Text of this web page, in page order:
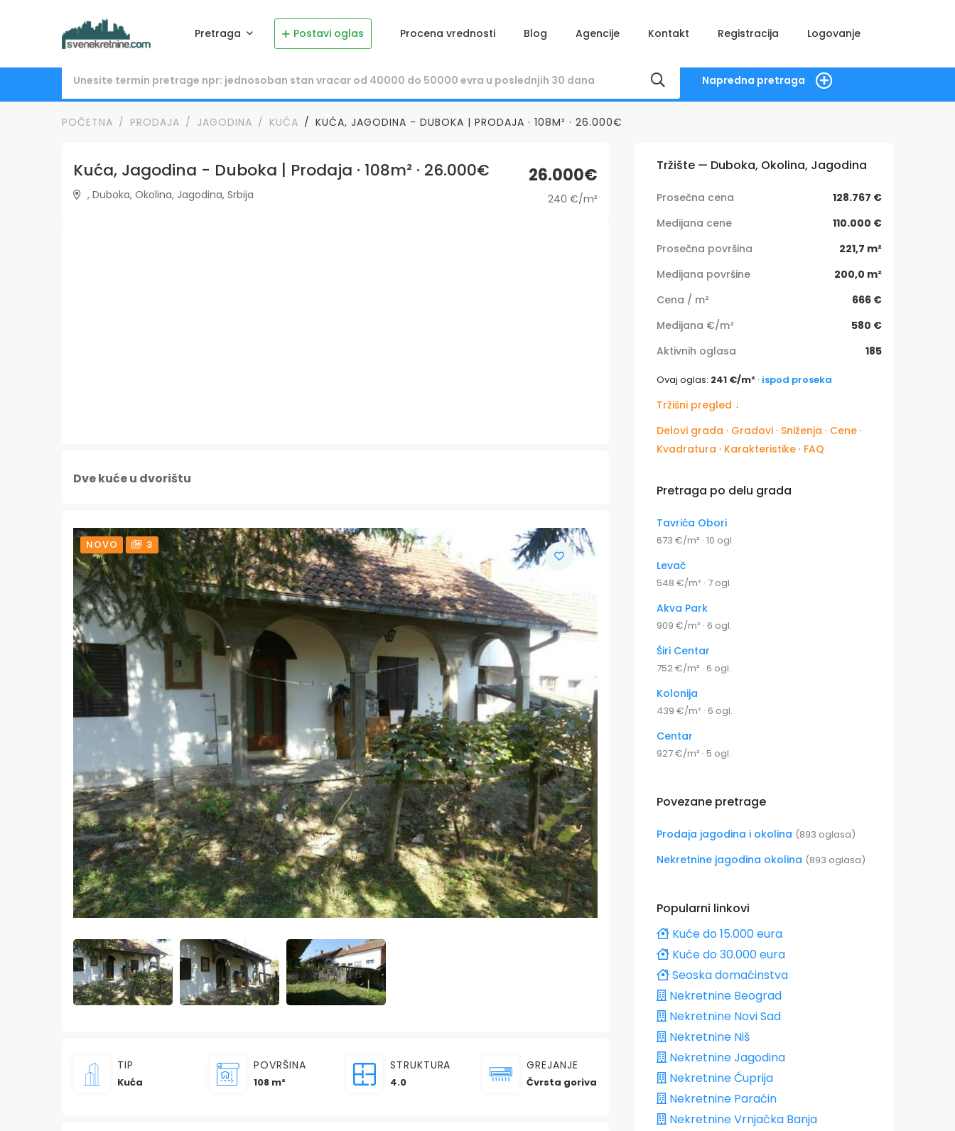
Pretraga Postavi oglas Procena vrednosti Blog Agencije Kontakt Registracija Logovanje
Napredna pretraga
POČETNA PRODAJA JAGODINA KUĆA KUĆA, JAGODINA - DUBOKA | PRODAJA · 108M² · 26.000€
Kuća, Jagodina - Duboka | Prodaja · 108m² · 26.000€
, Duboka, Okolina, Jagodina, Srbija
26.000€
240 €/m²
Dve kuće u dvorištu
NOVO 3
TIP
Kuća
POVRŠINA
108 m²
STRUKTURA
4.0
GREJANJE
Čvrsta goriva
Tržište — Duboka, Okolina, Jagodina
Prosečna cena
128.767 €
Medijana cene
110.000 €
Prosečna površina
221,7 m²
Medijana površine
200,0 m²
Cena / m²
666 €
Medijana €/m²
580 €
Aktivnih oglasa
185
Ovaj oglas: 241 €/m² · ispod proseka
Tržišni pregled ↓
Delovi grada · Gradovi · Sniženja · Cene ·
Kvadratura · Karakteristike · FAQ
Pretraga po delu grada
Tavrića Obori
673 €/m² · 10 ogl.
Levač
548 €/m² · 7 ogl.
Akva Park
909 €/m² · 6 ogl.
Širi Centar
752 €/m² · 6 ogl.
Kolonija
439 €/m² · 6 ogl.
Centar
927 €/m² · 5 ogl.
Povezane pretrage
Prodaja jagodina i okolina (893 oglasa)
Nekretnine jagodina okolina (893 oglasa)
Popularni linkovi
Kuće do 15.000 eura
Kuće do 30.000 eura
Seoska domaćinstva
Nekretnine Beograd
Nekretnine Novi Sad
Nekretnine Niš
Nekretnine Jagodina
Nekretnine Ćuprija
Nekretnine Paraćin
Nekretnine Vrnjačka Banja